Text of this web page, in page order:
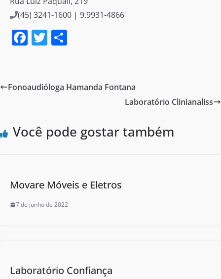
(45) 3241-1600 | 9.9931-4866
F
e
o
T
er e
Fonoaudióloga Hamanda Fontana
Laboratório Clinianaliss
Você pode gostar também
Movare Móveis e Eletros
7 de junho de 2022
Laboratório Confiança